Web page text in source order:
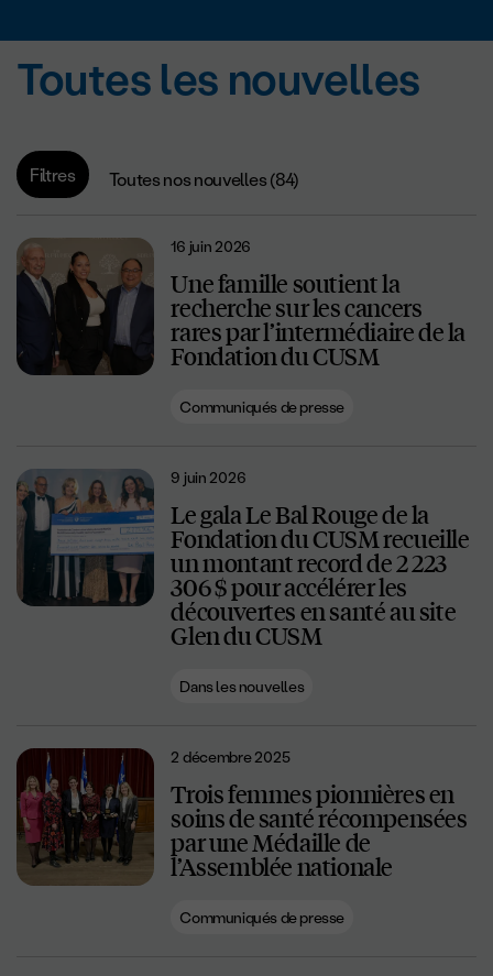
Toutes les nouvelles
Filtres Toutes nos nouvelles (84)
16 juin 2026
Une famille soutient la
recherche sur les cancers
rares par l’intermédiaire de la
Fondation du CUSM
Communiqués de presse
9 juin 2026
Le gala Le Bal Rouge de la
Fondation du CUSM recueille
un montant record de 2 223
306 $ pour accélérer les
découvertes en santé au site
Glen du CUSM
Dans les nouvelles
2 décembre 2025
Trois femmes pionnières en
soins de santé récompensées
par une Médaille de
l’Assemblée nationale
Communiqués de presse